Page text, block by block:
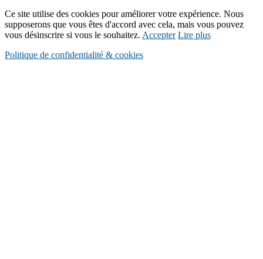
Ce site utilise des cookies pour améliorer votre expérience. Nous
supposerons que vous êtes d'accord avec cela, mais vous pouvez
vous désinscrire si vous le souhaitez. Accepter Lire plus
Politique de confidentialité & cookies